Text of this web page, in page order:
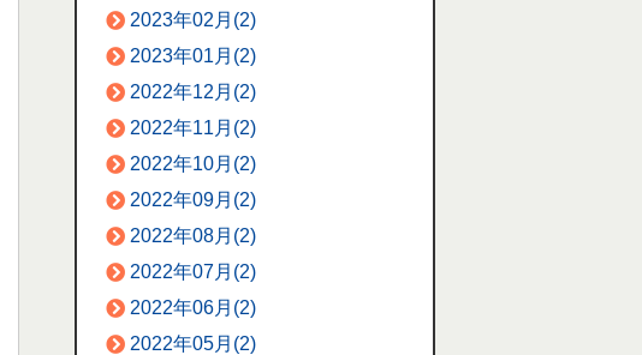
2023年02月(2)
2023年01月(2)
2022年12月(2)
2022年11月(2)
2022年10月(2)
2022年09月(2)
2022年08月(2)
2022年07月(2)
2022年06月(2)
2022年05月(2)